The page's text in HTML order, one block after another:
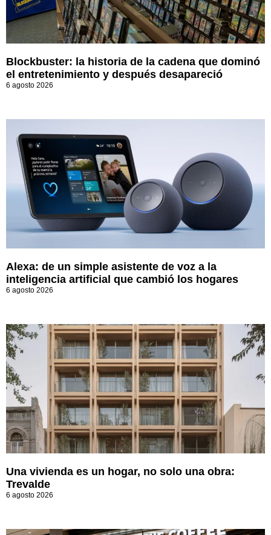
Blockbuster: la historia de la cadena que dominó
el entretenimiento y después desapareció
6 agosto 2026
Alexa: de un simple asistente de voz a la
inteligencia artificial que cambió los hogares
6 agosto 2026
Una vivienda es un hogar, no solo una obra:
Trevalde
6 agosto 2026